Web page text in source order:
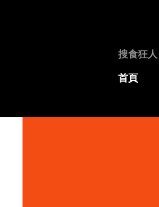
搜食狂人
首頁